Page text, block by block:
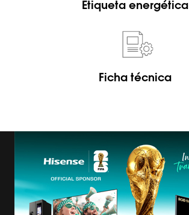
Etiqueta energética
Ficha técnica